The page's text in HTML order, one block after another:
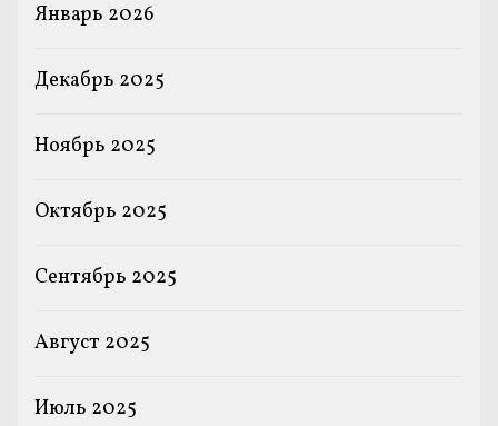
Январь 2026
Декабрь 2025
Ноябрь 2025
Октябрь 2025
Сентябрь 2025
Август 2025
Июль 2025